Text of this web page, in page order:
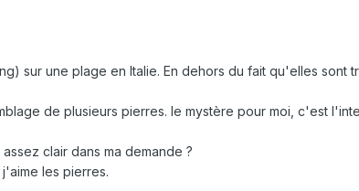
sur une plage en Italie. En dehors du fait qu'elles sont
de plusieurs pierres. le mystère pour moi, c'est
clair dans ma demande ?
les pierres.